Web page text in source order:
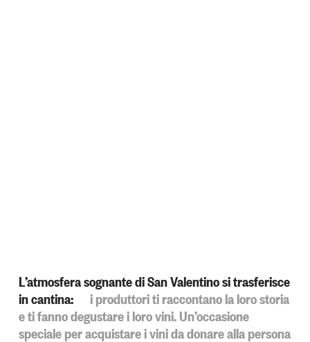
L’atmosfera sognante di San Valentino si trasferisce
in cantina: i produttori ti raccontano la loro storia
e ti fanno degustare i loro vini. Un’occasione
speciale per acquistare i vini da donare alla persona